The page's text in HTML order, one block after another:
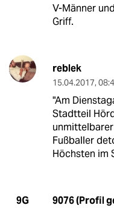
V-Männer
Griff.
reblek
15.04.2017,
"Am
Stadtteil
Fußballer
Höchsten im
9G 9076 (Profil